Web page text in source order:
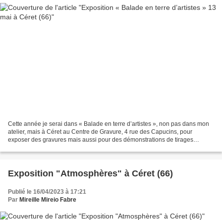
Cette année je serai dans « Balade en terre d’artistes », non pas dans mon
atelier, mais à Céret au Centre de Gravure, 4 rue des Capucins, pour
exposer des gravures mais aussi pour des démonstrations de tirages
Exposition "Atmosphères" à Céret (66)
Publié le 16/04/2023 à 17:21
Par Mireille Mireio Fabre